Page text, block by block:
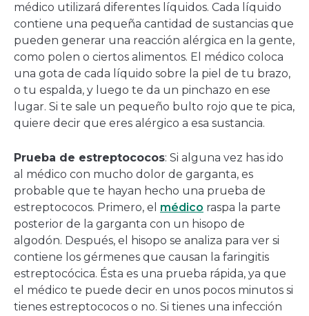
médico utilizará diferentes líquidos. Cada líquido
contiene una pequeña cantidad de sustancias que
pueden generar una reacción alérgica en la gente,
como polen o ciertos alimentos. El médico coloca
una gota de cada líquido sobre la piel de tu brazo,
o tu espalda, y luego te da un pinchazo en ese
lugar. Si te sale un pequeño bulto rojo que te pica,
quiere decir que eres alérgico a esa sustancia.
Prueba de estreptococos: Si alguna vez has ido
al médico con mucho dolor de garganta, es
probable que te hayan hecho una prueba de
estreptococos. Primero, el médico raspa la parte
posterior de la garganta con un hisopo de
algodón. Después, el hisopo se analiza para ver si
contiene los gérmenes que causan la faringitis
estreptocócica. Ésta es una prueba rápida, ya que
el médico te puede decir en unos pocos minutos si
tienes estreptococos o no. Si tienes una infección